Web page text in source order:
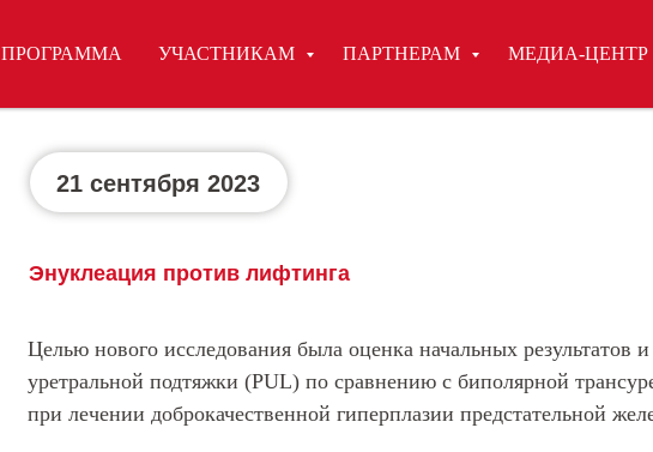
ПРОГРАММА УЧАСТНИКАМ ПАРТНЕРАМ МЕДИА-ЦЕНТР
Энуклеация против лифтинга
21 сентября 2023
Целью нового исследования была оценка начальных результатов
уретральной подтяжки (PUL) по сравнению с биполярной
при лечении доброкачественной гиперплазии предстательной